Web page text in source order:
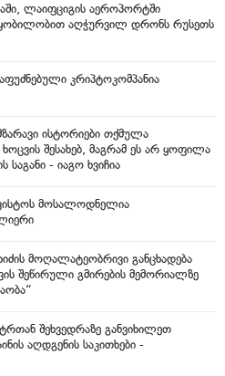
ლაიფციგის აეროპორტში
აღჭურვილ დრონს რუსეთს
კრიპტოკომპანია
ისტორიები თქმულა
შესახებ, მაგრამ ეს არ ყოფილა
საგანი - იაგო ხვიჩია
მოსალოდნელია
მოღალატეობრივი განცხადება
შეწირული გმირების მემორიალზე
შეხვედრაზე განვიხილეთ
აღდგენის საკითხები -